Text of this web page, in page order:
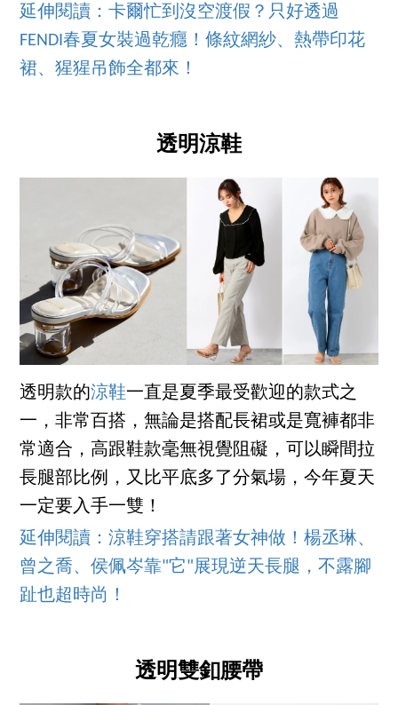
延伸閱讀：卡爾忙到沒空渡假？只好透過
FENDI春夏女裝過乾癮！條紋網紗、熱帶印花
裙、猩猩吊飾全都來！
透明涼鞋
透明款的涼鞋一直是夏季最受歡迎的款式之
一，非常百搭，無論是搭配長裙或是寬褲都非
常適合，高跟鞋款毫無視覺阻礙，可以瞬間拉
長腿部比例，又比平底多了分氣場，今年夏天
一定要入手一雙！
延伸閱讀：涼鞋穿搭請跟著女神做！楊丞琳、
曾之喬、侯佩岑靠"它"展現逆天長腿，不露腳
趾也超時尚！
透明雙釦腰帶